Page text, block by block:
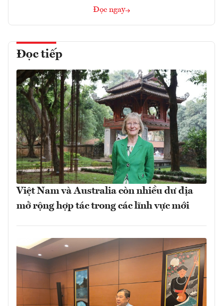
Đọc ngay
Đọc tiếp
Việt Nam và Australia còn nhiều dư địa
mở rộng hợp tác trong các lĩnh vực mới